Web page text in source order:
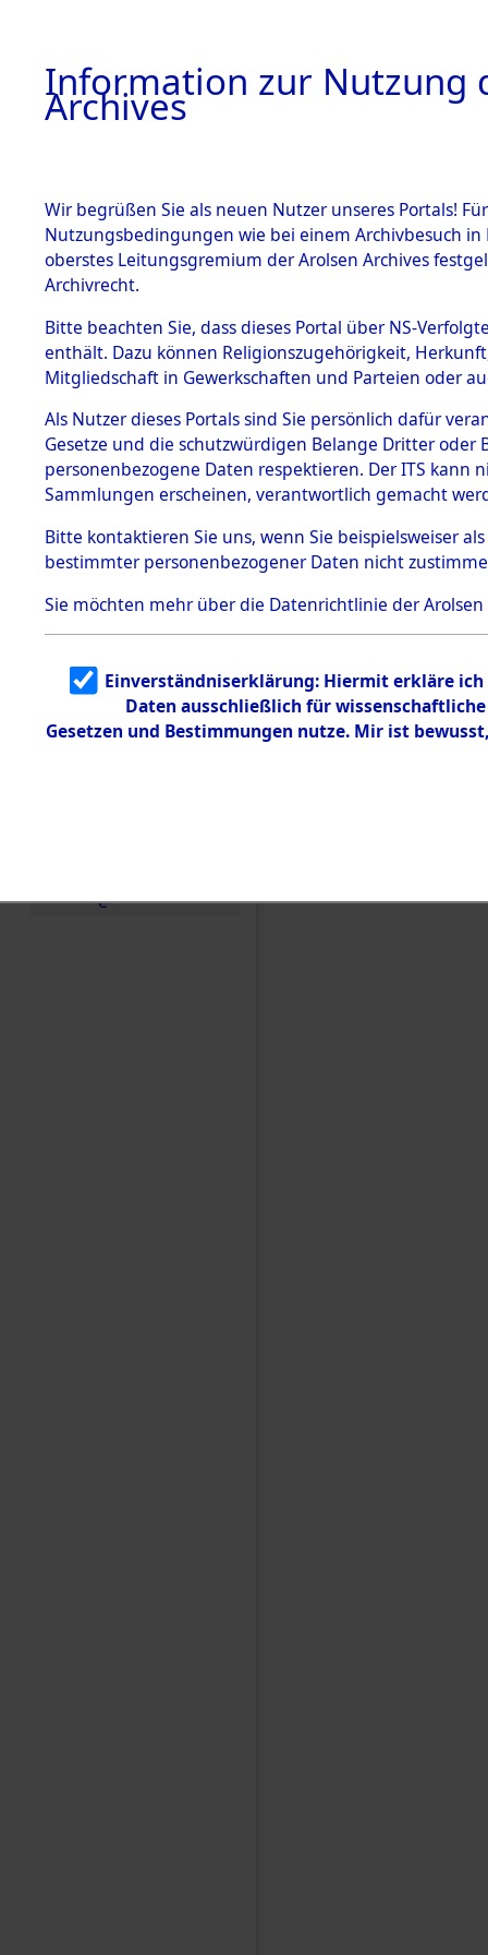
BESTÄNDE
1.
mente
5. Verschiedenes
5.3
Todesmärsche
5.3.1 Alliierte
Erhebungen
zu
Todesmärsch
en
5.3.2
Identifizierun
g
5.3.3
Todesmärsch
e
→0214
Information zur Nutzung
Archives
Wir begrüßen Sie als neuen Nutzer unseres Portals!
Nutzungsbedingungen wie bei einem Archivbesuch
oberstes Leitungsgremium der Arolsen Archives
Archivrecht.
Bitte beachten Sie, dass dieses Portal über NS-
enthält. Dazu können Religionszugehörigkeit,
Mitgliedschaft in Gewerkschaften und Parteien oder
Als Nutzer dieses Portals sind Sie persönlich dafür
Gesetze und die schutzwürdigen Belange Dritter
personenbezogene Daten respektieren. Der ITS
Sammlungen erscheinen, verantwortlich gemacht
Bitte kontaktieren Sie uns, wenn Sie beispielsweiser
bestimmter personenbezogener Daten nicht
Sie möchten mehr über die Datenrichtlinie der Arolsen
Einverständniserklärung: Hiermit erkläre
Daten ausschließlich für
Gesetzen und Bestimmungen nutze. Mir ist